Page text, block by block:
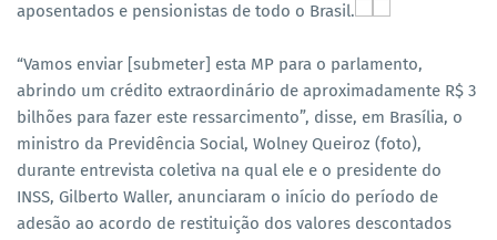
aposentados e pensionistas de todo o Brasil.
“Vamos enviar [submeter] esta MP para o parlamento,
abrindo um crédito extraordinário de aproximadamente R$ 3
bilhões para fazer este ressarcimento”, disse, em Brasília, o
ministro da Previdência Social, Wolney Queiroz (foto),
durante entrevista coletiva na qual ele e o presidente do
INSS, Gilberto Waller, anunciaram o início do período de
adesão ao acordo de restituição dos valores descontados